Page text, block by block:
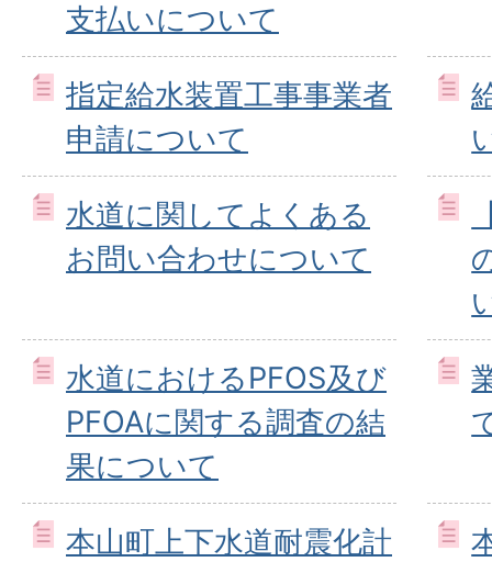
支払いについて
指定給水装置工事事業者
申請について
水道に関してよくある
お問い合わせについて
水道におけるPFOS及び
PFOAに関する調査の結
果について
本山町上下水道耐震化計